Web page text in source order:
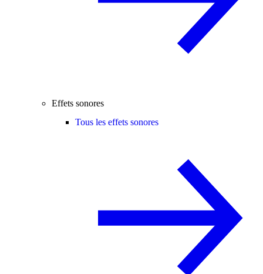
Effets sonores
Tous les effets sonores